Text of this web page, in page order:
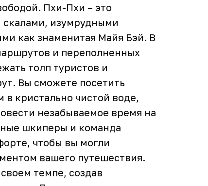
Пхи-Пхи – это
скалами, изумрудными
как знаменитая Майя Бэй. В
и переполненных
толп туристов и
Вы сможете посетить
кристально чистой воде,
незабываемое время на
шкиперы и команда
чтобы вы могли
вашего путешествия.
темпе, создав